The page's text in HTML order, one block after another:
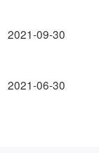
2021-09-30
2021-06-30